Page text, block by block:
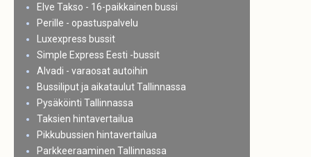
Elve Takso - 16-paikkainen bussi
Perille - opastuspalvelu
Luxexpress bussit
Simple Express Eesti -bussit
Alvadi - varaosat autoihin
Bussiliput ja aikataulut Tallinnassa
Pysäköinti Tallinnassa
Taksien hintavertailua
Pikkubussien hintavertailua
Parkkeeraaminen Tallinnassa